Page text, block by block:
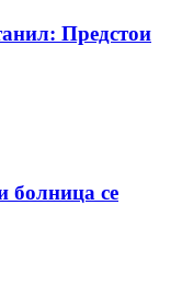
Предстои
болница се